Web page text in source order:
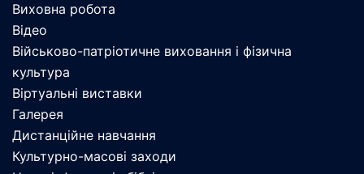
Виховна робота
Відео
Військово-патріотичне виховання і фізична
культура
Віртуальні виставки
Галерея
Дистанційне навчання
Культурно-масові заходи